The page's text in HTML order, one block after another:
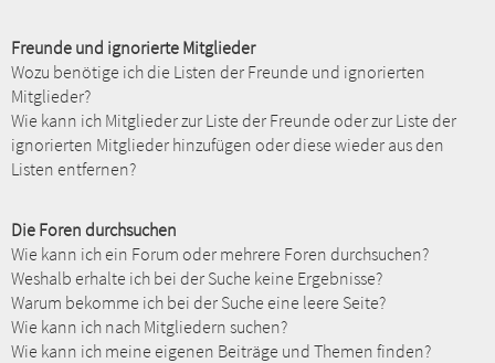
Freunde und ignorierte Mitglieder
Wozu benötige ich die Listen der Freunde und ignorierten
Mitglieder?
Wie kann ich Mitglieder zur Liste der Freunde oder zur Liste der
ignorierten Mitglieder hinzufügen oder diese wieder aus den
Listen entfernen?
Die Foren durchsuchen
Wie kann ich ein Forum oder mehrere Foren durchsuchen?
Weshalb erhalte ich bei der Suche keine Ergebnisse?
Warum bekomme ich bei der Suche eine leere Seite?
Wie kann ich nach Mitgliedern suchen?
Wie kann ich meine eigenen Beiträge und Themen finden?